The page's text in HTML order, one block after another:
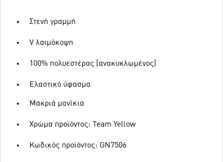
Στενή γραμμή
V λαιμόκοψη
100% πολυεστέρας (ανακυκλωμένος)
Ελαστικό ύφασμα
Μακριά μανίκια
Χρώμα προϊόντος: Team Yellow
Κωδικός προϊόντος: GN7506